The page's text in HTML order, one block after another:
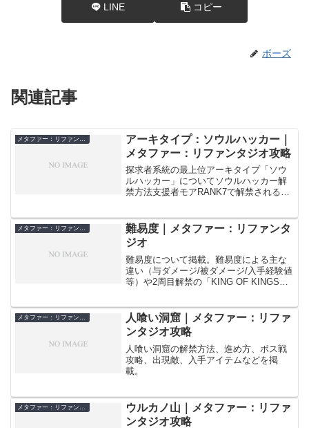
LINE コピー
ボーズ
関連記事
アーキタイプ：ソウルハッカー｜
メタファー：リファンタジオ攻略
探求者系統の最上位アーキタイプ「ソウ
ルハッカー」についてソウルハッカー解
禁方法支援者モアRANK7で解禁されるア
型、最上位のアーキタイプ。下位：シー
カー→上位...
メタファー：リファンタジオ
難易度｜メタファー：リファンタ
ジオ
難易度について掲載。難易度による主な
違い（与ダメージ/被ダメージ/入手経験値
等）や2周目解禁の「KING OF KINGS」
メタファー：リファンタジオ
人喰い洞窟｜メタファー：リファ
ンタジオ攻略
人喰い洞窟の解禁方法、進め方、ボス戦
攻略、出現敵、入手アイテムなどを掲
載。
ウルカノ山｜メタファー：リファ
ンタジオ攻略